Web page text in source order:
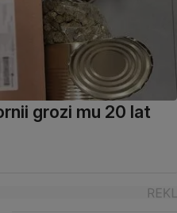
grozi mu 20 lat